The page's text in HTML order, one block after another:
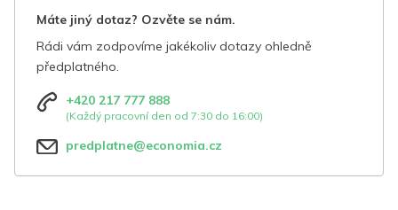
Máte jiný dotaz? Ozvěte se nám.
Rádi vám zodpovíme jakékoliv dotazy ohledně
předplatného.
+420 217 777 888
(Každý pracovní den od 7:30 do 16:00)
predplatne@economia.cz